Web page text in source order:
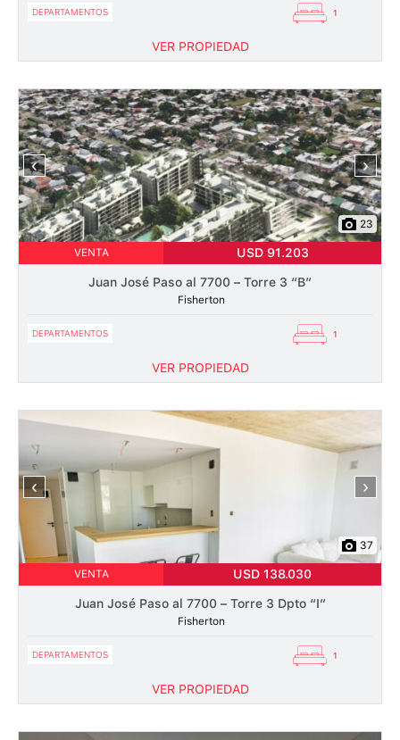
DEPARTAMENTOS 1
VER PROPIEDAD
‹ ›
23
VENTA USD 91.203
Juan José Paso al 7700 – Torre 3 “B”
Fisherton
DEPARTAMENTOS 1
VER PROPIEDAD
‹ ›
37
VENTA USD 138.030
Juan José Paso al 7700 – Torre 3 Dpto “I”
Fisherton
DEPARTAMENTOS 1
VER PROPIEDAD